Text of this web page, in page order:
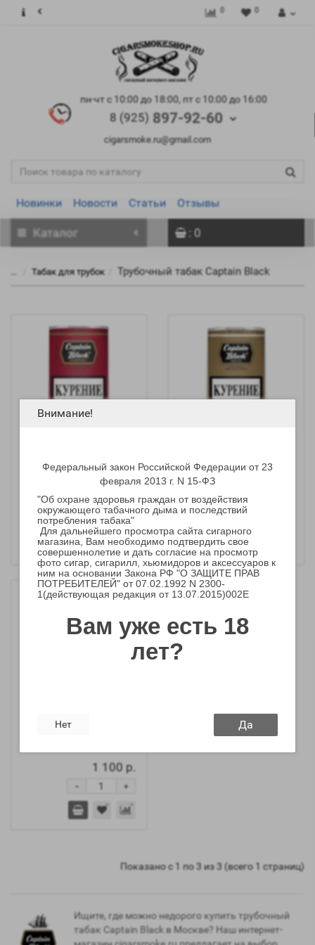
Внимание!
Федеральный закон Российской Федерации от 23
февраля 2013 г. N 15-ФЗ
"Об охране здоровья граждан от воздействия
окружающего табачного дыма и последствий
потребления табака"
Для дальнейшего просмотра сайта сигарного
магазина, Вам необходимо подтвердить свое
совершеннолетие и дать согласие на просмотр
фото сигар, сигарилл, хьюмидоров и аксессуаров к
ним на основании Закона РФ "О ЗАЩИТЕ ПРАВ
ПОТРЕБИТЕЛЕЙ" от 07.02.1992 N 2300-
1(действующая редакция от 13.07.2015)002E
Вам уже есть 18
лет?
Нет Да
0 0
пн-чт с 10:00 до 18:00, пт с 10:00 до 16:00
8 (925) 897-92-60
cigarsmoke.ru@gmail.com
Новинки Новости Статьи Отзывы
Каталог : 0
Табак для трубок Трубочный табак Captain Black
Трубочный табак
Captain Black Cherry
1 100 р.
+
-
Трубочный табак
Captain Black Gold
1 100 р.
+
-
Показано с 1 по 3 из 3 (всего 1 страниц)
Ищите, где можно недорого купить трубочный
табак Captain Black в Москве? Наш интернет-